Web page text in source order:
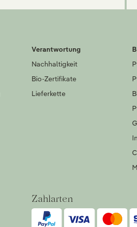
Verantwortung
Nachhaltigkeit
Bio-Zertifikate
Lieferkette
Zahlarten